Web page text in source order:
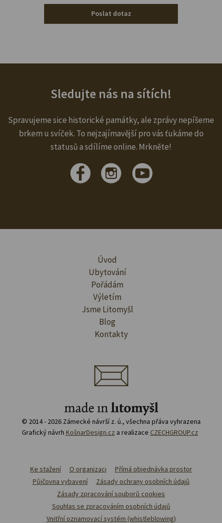
Poslat dotaz
Sledujte nás na sítích!
Spravujeme sice historické památky, ale zprávy nepíšeme
brkem u svíček. To nejzajímavější pro vás ťukáme do
statusů a sdílíme online. Mrkněte!
Úvod
Ubytování
Pořádám
Výletím
Jsme Litomyšl
Blog
Kontakty
© 2014 - 2026 Zámecké návrší z. ú., všechna přáva vyhrazena
Grafický návrh KošnarDesign.cz a realizace CZECHGROUP.cz
Ke stažení O organizaci
Přímá objednávka prostor
Půjčovna vybavení
Zásady ochrany osobních údajů
Zásady zpracování souborů cookies
Souhlas se zpracováním osobních údajů
Vnitřní oznamovací systém (whistleblowing)